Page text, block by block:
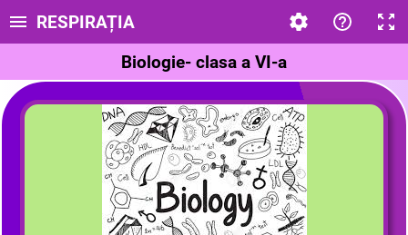
RESPIRAȚIA
Biologie- clasa a VI-a